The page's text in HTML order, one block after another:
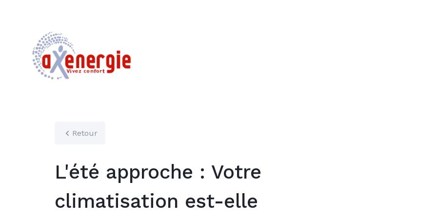
Retour
L'été approche : Votre
climatisation est-elle